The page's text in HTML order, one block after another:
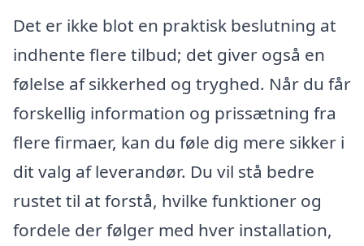
Det er ikke blot en praktisk beslutning at
indhente flere tilbud; det giver også en
følelse af sikkerhed og tryghed. Når du får
forskellig information og prissætning fra
flere firmaer, kan du føle dig mere sikker i
dit valg af leverandør. Du vil stå bedre
rustet til at forstå, hvilke funktioner og
fordele der følger med hver installation,